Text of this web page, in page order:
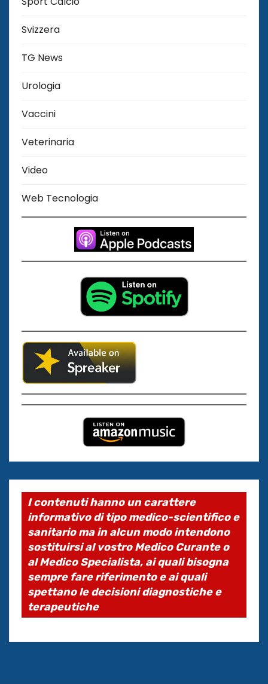
Svizzera
TG News
Urologia
Vaccini
Veterinaria
Video
Web Tecnologia
I contenuti hanno un carattere
informativo di tipo medico-scientifico e
sanitario ma in alcun modo intendono
sostituirsi al vostro Medico Curante o
al Medico Specialista, ai quali bisogna
sempre fare riferimento e ai quali
spettano le decisioni diagnostiche e
terapeutiche